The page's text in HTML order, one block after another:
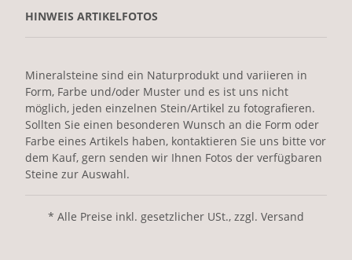
HINWEIS ARTIKELFOTOS
Mineralsteine sind ein Naturprodukt und variieren in
Form, Farbe und/oder Muster und es ist uns nicht
möglich, jeden einzelnen Stein/Artikel zu fotografieren.
Sollten Sie einen besonderen Wunsch an die Form oder
Farbe eines Artikels haben, kontaktieren Sie uns bitte vor
dem Kauf, gern senden wir Ihnen Fotos der verfügbaren
Steine zur Auswahl.
* Alle Preise inkl. gesetzlicher USt., zzgl. Versand